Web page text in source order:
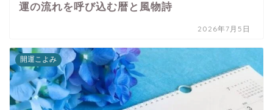
運の流れを呼び込む暦と風物詩
2026年7月5日
開運こよみ